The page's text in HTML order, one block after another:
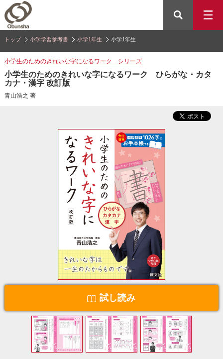
トップ 小学学習参考書 小学1年生 小学1年生
小学生のためのきれいな字になるワーク シリーズ
小学生のためのきれいな字になるワーク ひらがな・カタ
カナ・漢字 改訂版
青山浩之 著
試し読み